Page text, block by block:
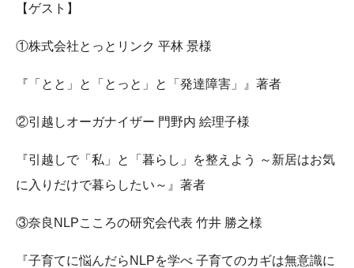
【ゲスト】
①株式会社とっとリンク 平林 景様
『「とと」と「とっと」と「発達障害」』著者
②引越しオーガナイザー 門野内 絵理子様
『引越しで「私」と「暮らし」を整えよう ～新居はお気
に入りだけで暮らしたい～』著者
③奈良NLPこころの研究会代表 竹井 勝之様
『子育てに悩んだらNLPを学べ 子育てのカギは無意識に